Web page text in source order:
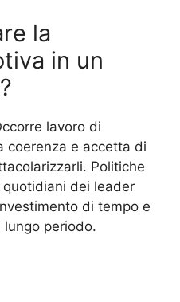
la
in un
lavoro di
coerenza e accetta di
Politiche
dei leader
di tempo e
periodo.